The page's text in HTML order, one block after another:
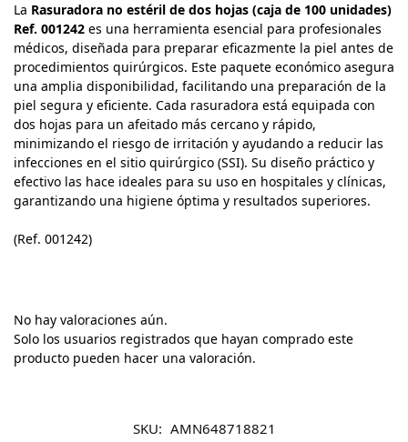
La Rasuradora no estéril de dos hojas (caja de 100 unidades)
Ref. 001242 es una herramienta esencial para profesionales
médicos, diseñada para preparar eficazmente la piel antes de
procedimientos quirúrgicos. Este paquete económico asegura
una amplia disponibilidad, facilitando una preparación de la
piel segura y eficiente. Cada rasuradora está equipada con
dos hojas para un afeitado más cercano y rápido,
minimizando el riesgo de irritación y ayudando a reducir las
infecciones en el sitio quirúrgico (SSI). Su diseño práctico y
efectivo las hace ideales para su uso en hospitales y clínicas,
garantizando una higiene óptima y resultados superiores.
(Ref. 001242)
No hay valoraciones aún.
Solo los usuarios registrados que hayan comprado este
producto pueden hacer una valoración.
SKU: AMN648718821